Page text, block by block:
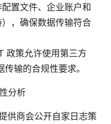
置文件、企业账户和
，确保数据传输符合
政策允许使用第三方
输的合规性要求。
分析
供商会公开自家日志策